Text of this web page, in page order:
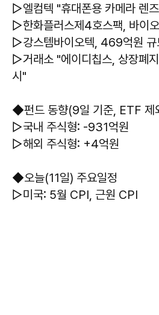
▷엘컴텍 "휴대폰용 카메라 렌
▷한화플러스제4호스팩, 바이
▷강스템바이오텍, 469억원 규
▷거래소 "에이디칩스, 상장폐
시"
◆펀드 동향(9일 기준, ETF 제
▷국내 주식형: -931억원
▷해외 주식형: +4억원
◆오늘(11일) 주요일정
▷미국: 5월 CPI, 근원 CPI